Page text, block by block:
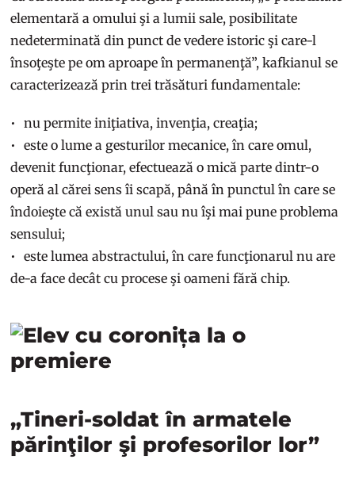
elementară a omului şi a lumii sale, posibilitate
nedeterminată din punct de vedere istoric şi care-l
însoţeşte pe om aproape în permanenţă”, kafkianul se
caracterizează prin trei trăsături fundamentale:
nu permite iniţiativa, invenţia, creaţia;
este o lume a gesturilor mecanice, în care omul,
devenit funcţionar, efectuează o mică parte dintr-o
operă al cărei sens îi scapă, până în punctul în care se
îndoieşte că există unul sau nu îşi mai pune problema
sensului;
este lumea abstractului, în care funcţionarul nu are
de-a face decât cu procese şi oameni fără chip.
„Tineri-soldat în armatele
părinţilor şi profesorilor lor”